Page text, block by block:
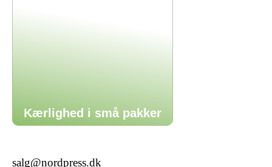
Kærlighed i små pakker
salg@nordpress.dk